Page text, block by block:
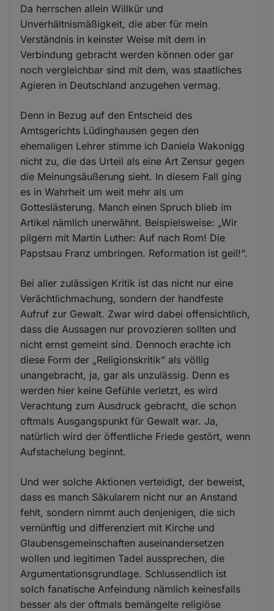
Da herrschen allein Willkür und
Unverhältnismäßigkeit, die aber für mein
Verständnis in keinster Weise mit dem in
Verbindung gebracht werden können oder gar
noch vergleichbar sind mit dem, was staatliches
Agieren in Deutschland anzugehen vermag.
Denn in Bezug auf den Entscheid des
Amtsgerichts Lüdinghausen gegen den
ehemaligen Lehrer stimme ich Daniela Wakonigg
nicht zu, die das Urteil als eine Art Zensur gegen
die Meinungsäußerung sieht. In diesem Fall ging
es in Wahrheit um weit mehr als um
Gotteslästerung. Manch einen Spruch blieb im
Artikel nämlich unerwähnt. Beispielsweise: „Wir
pilgern mit Martin Luther: Auf nach Rom! Die
Papstsau Franz umbringen. Reformation ist geil!“.
Bei aller zulässigen Kritik ist das nicht nur eine
Verächtlichmachung, sondern der handfeste
Aufruf zur Gewalt. Zwar wird dabei offensichtlich,
dass die Aussagen nur provozieren sollten und
nicht ernst gemeint sind. Dennoch erachte ich
diese Form der „Religionskritik“ als völlig
unangebracht, ja, gar als unzulässig. Denn es
werden hier keine Gefühle verletzt, es wird
Verachtung zum Ausdruck gebracht, die schon
oftmals Ausgangspunkt für Gewalt war. Ja,
natürlich wird der öffentliche Friede gestört, wenn
Aufstachelung beginnt.
Und wer solche Aktionen verteidigt, der beweist,
dass es manch Säkularem nicht nur an Anstand
fehlt, sondern nimmt auch denjenigen, die sich
vernünftig und differenziert mit Kirche und
Glaubensgemeinschaften auseinandersetzen
wollen und legitimen Tadel aussprechen, die
Argumentationsgrundlage. Schlussendlich ist
solch fanatische Anfeindung nämlich keinesfalls
besser als der oftmals bemängelte religiöse